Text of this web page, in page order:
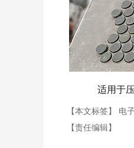
适用于
【本文标签】 电
【责任编辑】